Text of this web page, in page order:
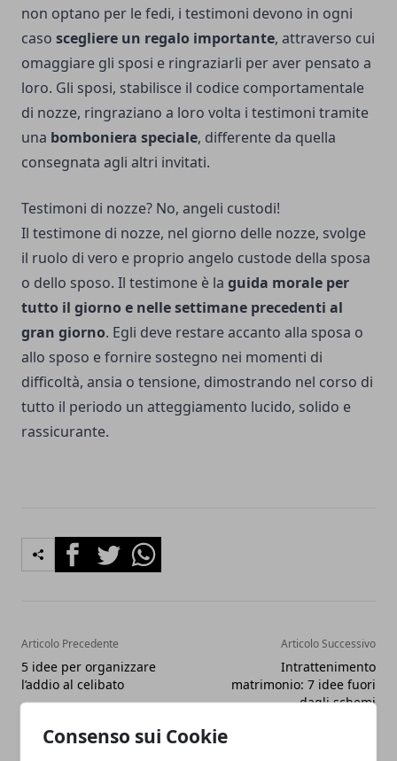
Consenso sui Cookie
non optano per le fedi, i testimoni devono in ogni
caso scegliere un regalo importante, attraverso cui
omaggiare gli sposi e ringraziarli per aver pensato a
loro. Gli sposi, stabilisce il codice comportamentale
di nozze, ringraziano a loro volta i testimoni tramite
una bomboniera speciale, differente da quella
consegnata agli altri invitati.
Testimoni di nozze? No, angeli custodi!
Il testimone di nozze, nel giorno delle nozze, svolge
il ruolo di vero e proprio angelo custode della sposa
o dello sposo. Il testimone è la guida morale per
tutto il giorno e nelle settimane precedenti al
gran giorno. Egli deve restare accanto alla sposa o
allo sposo e fornire sostegno nei momenti di
difficoltà, ansia o tensione, dimostrando nel corso di
tutto il periodo un atteggiamento lucido, solido e
rassicurante.
FacebookTwitterWhatsapp
Articolo Precedente
5 idee per organizzare
l’addio al celibato
Articolo Successivo
Intrattenimento
matrimonio: 7 idee fuori
dagli schemi